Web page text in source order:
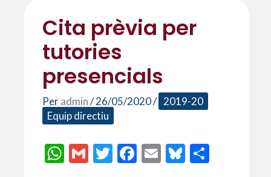
Cita prèvia per
tutories
presencials
Peradmin/26/05/2020/ 2019-20
Equip directiu
W G
T
F
E
Bl